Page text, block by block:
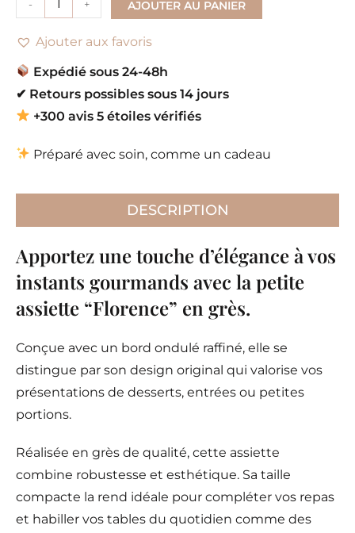
- + AJOUTER AU PANIER
Ajouter aux favoris
Expédié sous 24-48h
✔ Retours possibles sous 14 jours
+300 avis 5 étoiles vérifiés
Préparé avec soin, comme un cadeau
DESCRIPTION
Apportez une touche d’élégance à vos
instants gourmands avec la petite
assiette “Florence” en grès.
Conçue avec un bord ondulé raffiné, elle se
distingue par son design original qui valorise vos
présentations de desserts, entrées ou petites
portions.
Réalisée en grès de qualité, cette assiette
combine robustesse et esthétique. Sa taille
compacte la rend idéale pour compléter vos repas
et habiller vos tables du quotidien comme des